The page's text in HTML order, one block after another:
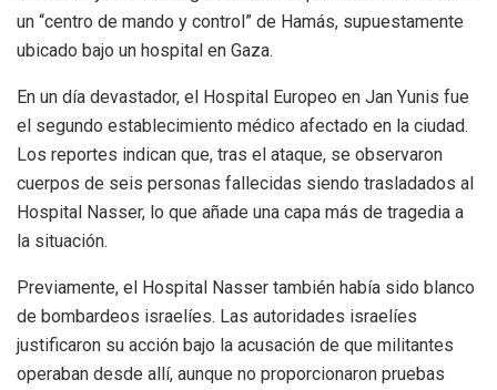
un “centro de mando y control” de Hamás, supuestamente
ubicado bajo un hospital en Gaza.
En un día devastador, el Hospital Europeo en Jan Yunis fue
el segundo establecimiento médico afectado en la ciudad.
Los reportes indican que, tras el ataque, se observaron
cuerpos de seis personas fallecidas siendo trasladados al
Hospital Nasser, lo que añade una capa más de tragedia a
la situación.
Previamente, el Hospital Nasser también había sido blanco
de bombardeos israelíes. Las autoridades israelíes
justificaron su acción bajo la acusación de que militantes
operaban desde allí, aunque no proporcionaron pruebas